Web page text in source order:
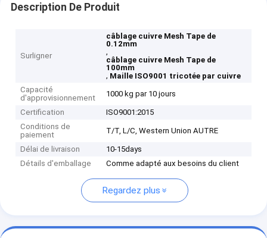
Description De Produit
Surligner
câblage cuivre Mesh Tape de
0.12mm
,
câblage cuivre Mesh Tape de
100mm
, Maille ISO9001 tricotée par cuivre
Capacité
d'approvisionnement
1000 kg par 10 jours
Certification
ISO9001:2015
Conditions de
paiement
T/T, L/C, Western Union AUTRE
Délai de livraison
10-15days
Détails d'emballage
Comme adapté aux besoins du client
Regardez plus